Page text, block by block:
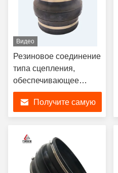
Видео
Резиновое соединение
типа сцепления,
обеспечивающее
прочность бесшовного
соединения и
поглощение вибраций
жидкости
Получите самую